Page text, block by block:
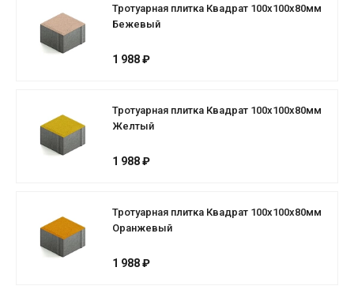
Тротуарная плитка Квадрат 100х100х80мм
Бежевый
1 988 ₽
Тротуарная плитка Квадрат 100х100х80мм
Желтый
1 988 ₽
Тротуарная плитка Квадрат 100х100х80мм
Оранжевый
1 988 ₽